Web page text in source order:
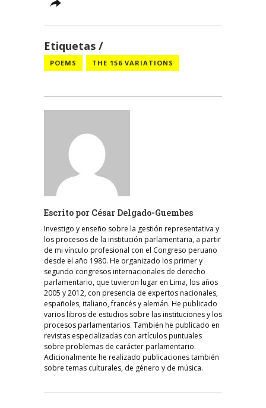
Etiquetas
POEMS THE 156 VARIATIONS
Escrito por César Delgado-Guembes
Investigo y enseño sobre la gestión representativa y
los procesos de la institución parlamentaria, a partir
de mi vínculo profesional con el Congreso peruano
desde el año 1980. He organizado los primer y
segundo congresos internacionales de derecho
parlamentario, que tuvieron lugar en Lima, los años
2005 y 2012, con presencia de expertos nacionales,
españoles, italiano, francés y alemán. He publicado
varios libros de estudios sobre las instituciones y los
procesos parlamentarios. También he publicado en
revistas especializadas con artículos puntuales
sobre problemas de carácter parlamentario.
Adicionalmente he realizado publicaciones también
sobre temas culturales, de género y de música.